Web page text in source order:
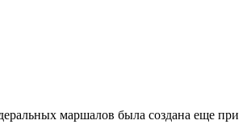
маршалов была создана еще при